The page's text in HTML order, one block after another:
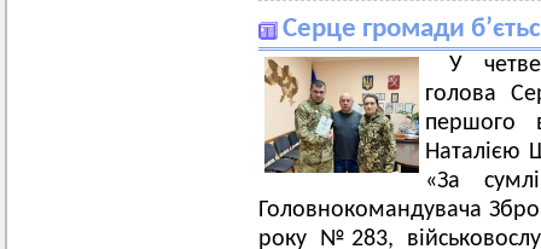
Серце громади
У
голова
першого
Наталією
«За
Головнокомандувача
року №283,